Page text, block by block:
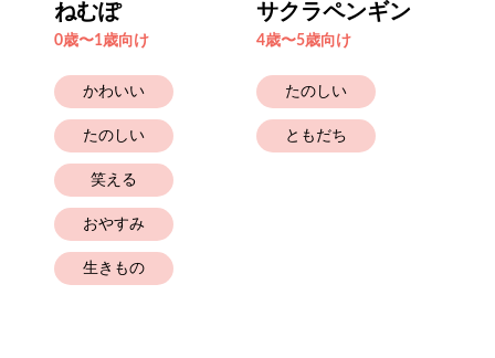
ねむぽ
0歳〜1歳向け
かわいい
たのしい
笑える
おやすみ
生きもの
サクラペンギン
4歳〜5歳向け
たのしい
ともだち